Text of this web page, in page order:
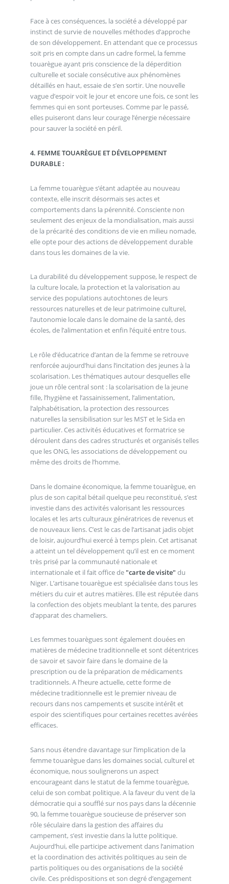
Face à ces conséquences, la société a développé par
instinct de survie de nouvelles méthodes d’approche
de son développement. En attendant que ce processus
soit pris en compte dans un cadre formel, la femme
touarègue ayant pris conscience de la déperdition
culturelle et sociale consécutive aux phénomènes
détaillés en haut, essaie de s’en sortir. Une nouvelle
vague d’espoir voit le jour et encore une fois, ce sont les
femmes qui en sont porteuses. Comme par le passé,
elles puiseront dans leur courage l’énergie nécessaire
pour sauver la société en péril.
4. FEMME TOUARÈGUE ET DÉVELOPPEMENT
DURABLE :
La femme touarègue s’étant adaptée au nouveau
contexte, elle inscrit désormais ses actes et
comportements dans la pérennité. Consciente non
seulement des enjeux de la mondialisation, mais aussi
de la précarité des conditions de vie en milieu nomade,
elle opte pour des actions de développement durable
dans tous les domaines de la vie.
La durabilité du développement suppose, le respect de
la culture locale, la protection et la valorisation au
service des populations autochtones de leurs
ressources naturelles et de leur patrimoine culturel,
l’autonomie locale dans le domaine de la santé, des
écoles, de l’alimentation et enfin l’équité entre tous.
Le rôle d’éducatrice d’antan de la femme se retrouve
renforcée aujourd’hui dans l’incitation des jeunes à la
scolarisation. Les thématiques autour desquelles elle
joue un rôle central sont : la scolarisation de la jeune
fille, l’hygiène et l’assainissement, l’alimentation,
l’alphabétisation, la protection des ressources
naturelles la sensibilisation sur les MST et le Sida en
particulier. Ces activités éducatives et formatrice se
déroulent dans des cadres structurés et organisés telles
que les ONG, les associations de développement ou
même des droits de l’homme.
Dans le domaine économique, la femme touarègue, en
plus de son capital bétail quelque peu reconstitué, s’est
investie dans des activités valorisant les ressources
locales et les arts culturaux génératrices de revenus et
de nouveaux liens. C’est le cas de l’artisanat jadis objet
de loisir, aujourd’hui exercé à temps plein. Cet artisanat
a atteint un tel développement qu’il est en ce moment
très prisé par la communauté nationale et
internationale et il fait office de "carte de visite" du
Niger. L’artisane touarègue est spécialisée dans tous les
métiers du cuir et autres matières. Elle est réputée dans
la confection des objets meublant la tente, des parures
d’apparat des chameliers.
Les femmes touarègues sont également douées en
matières de médecine traditionnelle et sont détentrices
de savoir et savoir faire dans le domaine de la
prescription ou de la préparation de médicaments
traditionnels. A l’heure actuelle, cette forme de
médecine traditionnelle est le premier niveau de
recours dans nos campements et suscite intérêt et
espoir des scientifiques pour certaines recettes avérées
efficaces.
Sans nous étendre davantage sur l’implication de la
femme touarègue dans les domaines social, culturel et
économique, nous soulignerons un aspect
encourageant dans le statut de la femme touarègue,
celui de son combat politique. A la faveur du vent de la
démocratie qui a soufflé sur nos pays dans la décennie
90, la femme touarègue soucieuse de préserver son
rôle séculaire dans la gestion des affaires du
campement, s’est investie dans la lutte politique.
Aujourd’hui, elle participe activement dans l’animation
et la coordination des activités politiques au sein de
partis politiques ou des organisations de la société
civile. Ces prédispositions et son degré d’engagement